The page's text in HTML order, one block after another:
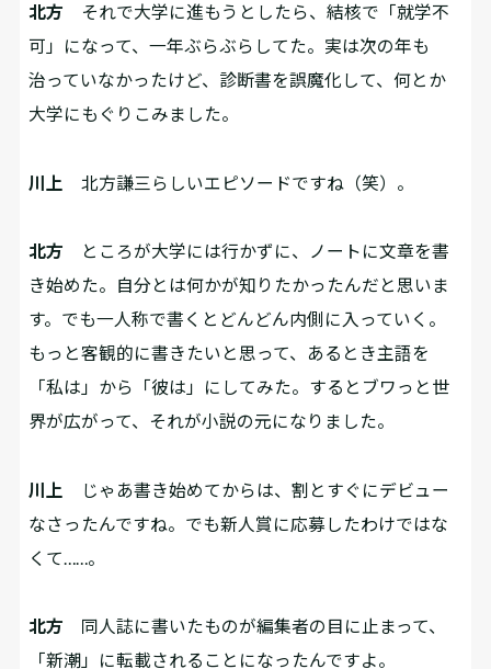
北方 それで大学に進もうとしたら、結核で「就学不
可」になって、一年ぶらぶらしてた。実は次の年も
治っていなかったけど、診断書を誤魔化して、何とか
大学にもぐりこみました。
川上 北方謙三らしいエピソードですね（笑）。
北方 ところが大学には行かずに、ノートに文章を書
き始めた。自分とは何かが知りたかったんだと思いま
す。でも一人称で書くとどんどん内側に入っていく。
もっと客観的に書きたいと思って、あるとき主語を
「私は」から「彼は」にしてみた。するとブワっと世
界が広がって、それが小説の元になりました。
川上
じゃあ書き始めてからは、割とすぐにデビュー
なさったんですね。でも新人賞に応募したわけではな
くて……。
北方 同人誌に書いたものが編集者の目に止まって、
「新潮」に転載されることになったんですよ。